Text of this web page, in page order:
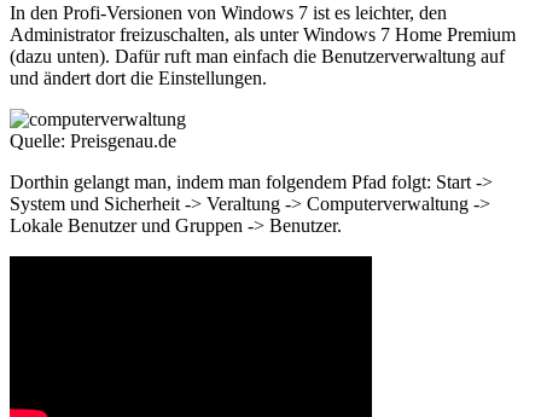
In den Profi-Versionen von Windows 7 ist es leichter, den
Administrator freizuschalten, als unter Windows 7 Home Premium
(dazu unten). Dafür ruft man einfach die Benutzerverwaltung auf
und ändert dort die Einstellungen.
Quelle: Preisgenau.de
Dorthin gelangt man, indem man folgendem Pfad folgt: Start ->
System und Sicherheit -> Veraltung -> Computerverwaltung ->
Lokale Benutzer und Gruppen -> Benutzer.